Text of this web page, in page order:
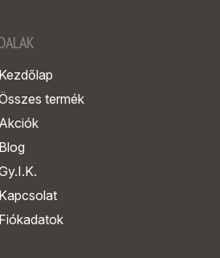
Kezdőlap
termék
Akciók
Blog
Kapcsolat
Fiókadatok